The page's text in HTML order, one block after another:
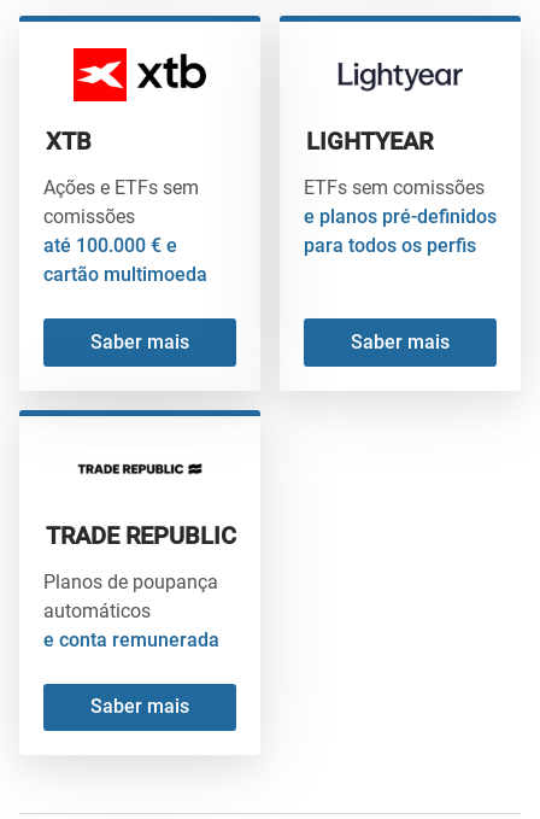
XTB
Ações e ETFs sem
comissões
até 100.000 € e
cartão multimoeda
Saber mais
LIGHTYEAR
ETFs sem comissões
e planos pré-definidos
para todos os perfis
Saber mais
TRADE REPUBLIC
Planos de poupança
automáticos
e conta remunerada
Saber mais